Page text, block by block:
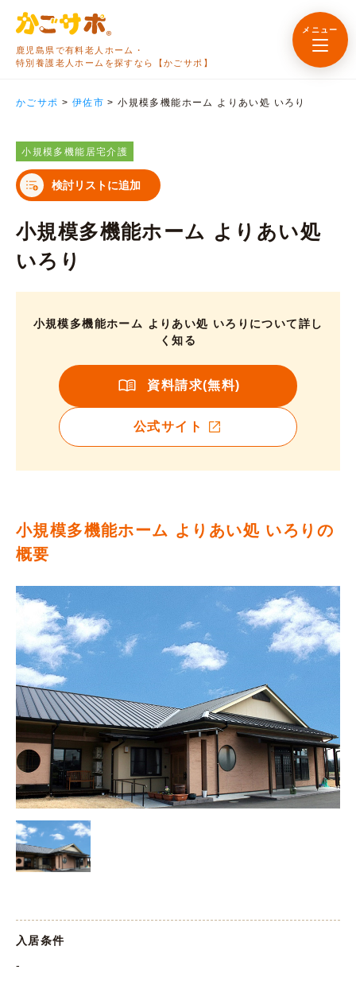
鹿児島県で有料老人ホーム・
特別養護老人ホームを探すなら【かごサポ】
メニュー
かごサポ > 伊佐市 >小規模多機能ホーム よりあい処 いろり
小規模多機能居宅介護
検討リストに追加
小規模多機能ホーム よりあい処
いろり
小規模多機能ホーム よりあい処 いろりについて詳し
く知る
資料請求(無料)
公式サイト
小規模多機能ホーム よりあい処 いろりの
概要
入居条件
-